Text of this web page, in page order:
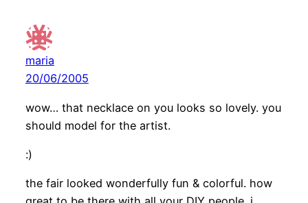
maria
20/06/2005
wow… that necklace on you looks so lovely. you
should model for the artist.
:)
the fair looked wonderfully fun & colorful. how